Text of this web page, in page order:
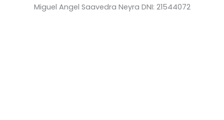
Miguel Angel Saavedra Neyra DNI: 21544072